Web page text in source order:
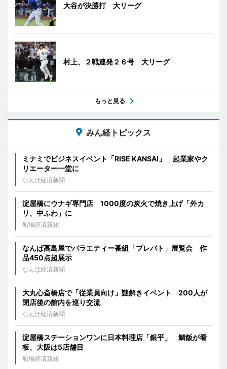
大谷が決勝打 大リーグ
村上、２戦連発２６号 大リーグ
もっと見る
みん経トピックス
ミナミでビジネスイベント「RISE KANSAI」 起業家やク
リエーター一堂に
なんば経済新聞
淀屋橋にウナギ専門店 1000度の炭火で焼き上げ「外カ
リ、中ふわ」に
船場経済新聞
なんば高島屋でバラエティー番組「プレバト」展覧会 作
品450点超展示
なんば経済新聞
大丸心斎橋店で「従業員向け」謎解きイベント 200人が
閉店後の館内を巡り交流
なんば経済新聞
淀屋橋ステーションワンに日本料理店「銀平」 鯛飯が看
板、大阪は5店舗目
船場経済新聞